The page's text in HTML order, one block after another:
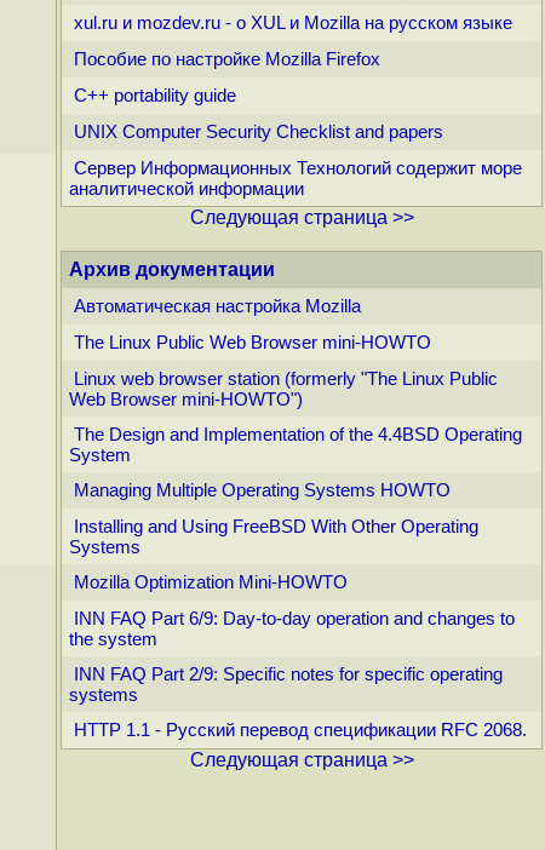
xul.ru и mozdev.ru - о XUL и Mozilla на русском языке
Пособие по настройке Mozilla Firefox
C++ portability guide
UNIX Computer Security Checklist and papers
Сервер Информационных Технологий содержит море
аналитической информации
Следующая страница >>
Архив документации
Автоматическая настройка Mozilla
The Linux Public Web Browser mini-HOWTO
Linux web browser station (formerly "The Linux Public
Web Browser mini-HOWTO")
The Design and Implementation of the 4.4BSD Operating
System
Managing Multiple Operating Systems HOWTO
Installing and Using FreeBSD With Other Operating
Systems
Mozilla Optimization Mini-HOWTO
INN FAQ Part 6/9: Day-to-day operation and changes to
the system
INN FAQ Part 2/9: Specific notes for specific operating
systems
HTTP 1.1 - Русский перевод спецификации RFC 2068.
Следующая страница >>